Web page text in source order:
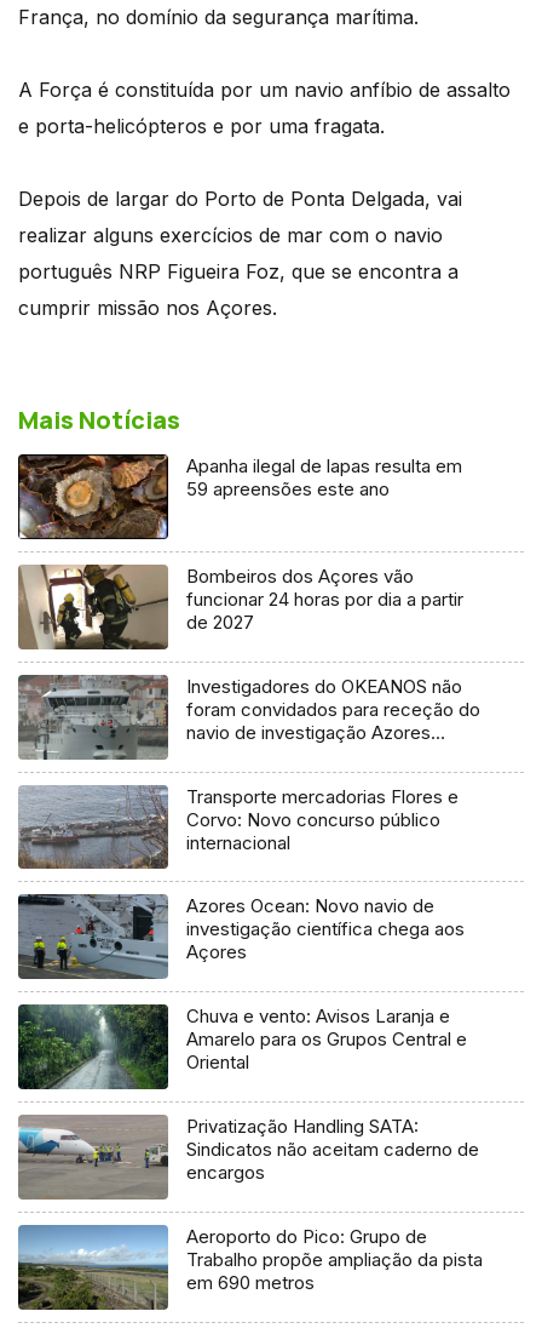
França, no domínio da segurança marítima.
A Força é constituída por um navio anfíbio de assalto
e porta-helicópteros e por uma fragata.
Depois de largar do Porto de Ponta Delgada, vai
realizar alguns exercícios de mar com o navio
português NRP Figueira Foz, que se encontra a
cumprir missão nos Açores.
Mais Notícias
Apanha ilegal de lapas resulta em
59 apreensões este ano
Bombeiros dos Açores vão
funcionar 24 horas por dia a partir
de 2027
Investigadores do OKEANOS não
foram convidados para receção do
navio de investigação Azores
Transporte mercadorias Flores e
Corvo: Novo concurso público
internacional
Azores Ocean: Novo navio de
investigação científica chega aos
Açores
Chuva e vento: Avisos Laranja e
Amarelo para os Grupos Central e
Oriental
Privatização Handling SATA:
Sindicatos não aceitam caderno de
encargos
Aeroporto do Pico: Grupo de
Trabalho propõe ampliação da pista
em 690 metros